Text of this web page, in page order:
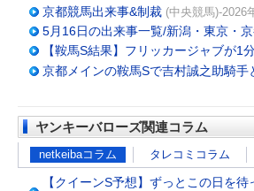
京都競馬出来事&制裁 (中央競馬)-2026
5月16日の出来事一覧/新潟・東京・
【鞍馬S結果】フリッカージャブが1
京都メインの鞍馬Sで吉村誠之助騎
ヤンキーバローズ関連コラム
netkeibaコラム タレコミコラム
【クイーンS予想】ずっとこの日を